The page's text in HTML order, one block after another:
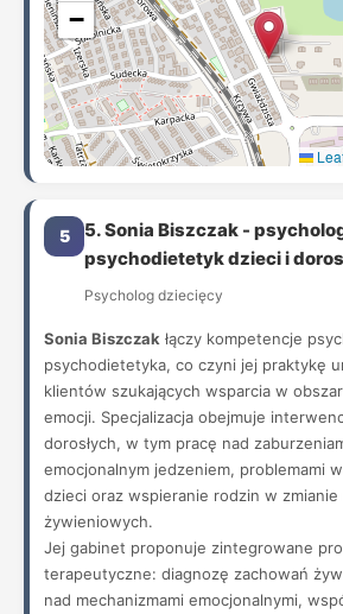
−
5
5. Sonia Biszczak -
psychodietetyk dzieci i
Psycholog dziecięcy
Sonia Biszczak łączy kompetencje
psychodietetyka, co czyni jej praktykę
klientów szukających wsparcia w
emocji. Specjalizacja obejmuje
dorosłych, w tym pracę nad
emocjonalnym jedzeniem, problemami
dzieci oraz wspieranie rodzin w zmianie
żywieniowych.
Jej gabinet proponuje zintegrowane
terapeutyczne: diagnozę zachowań
nad mechanizmami emocjonalnymi,